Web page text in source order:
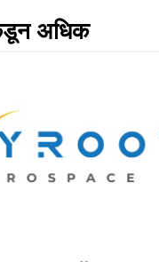
अधिक